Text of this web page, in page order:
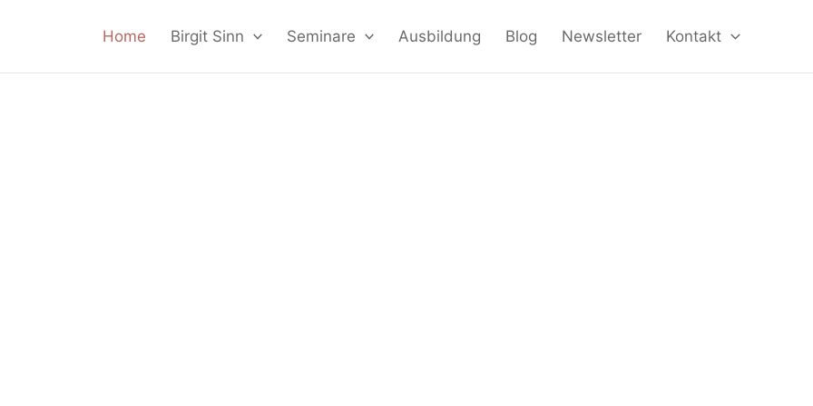
Home Birgit Sinn Seminare Ausbildung Blog Newsletter Kontakt